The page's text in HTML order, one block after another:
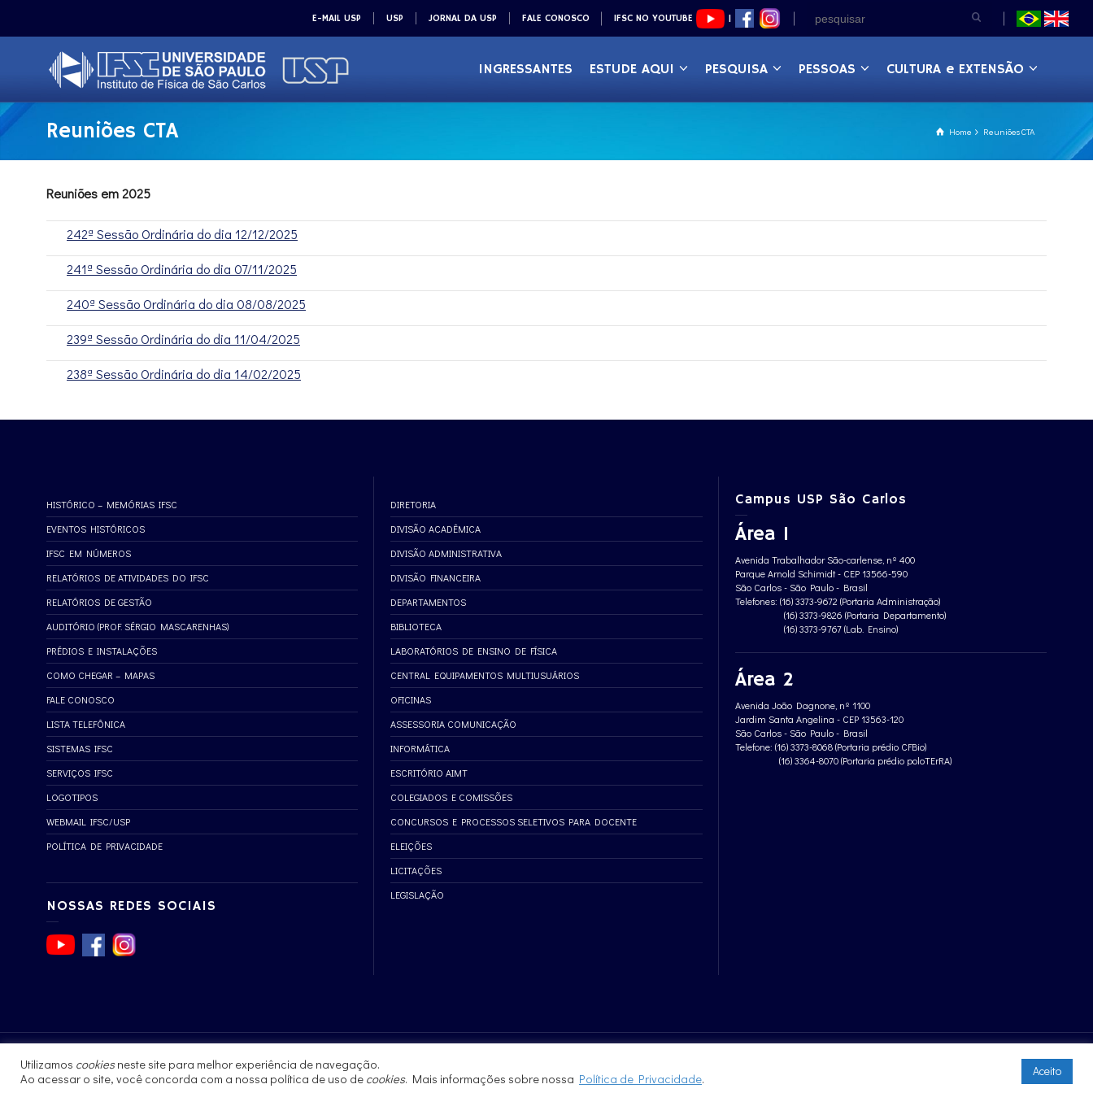
E-MAIL USP USP JORNAL DA USP FALE CONOSCO IFSC NO YOUTUBE |
INGRESSANTES ESTUDE AQUI PESQUISA PESSOAS CULTURA e EXTENSÃO
Home Reuniões CTA
Reuniões CTA
Reuniões em 2025
242ª Sessão Ordinária do dia 12/12/2025
241ª Sessão Ordinária do dia 07/11/2025
240ª Sessão Ordinária do dia 08/08/2025
239ª Sessão Ordinária do dia 11/04/2025
238ª Sessão Ordinária do dia 14/02/2025
HISTÓRICO – MEMÓRIAS IFSC
EVENTOS HISTÓRICOS
IFSC EM NÚMEROS
RELATÓRIOS DE ATIVIDADES DO IFSC
RELATÓRIOS DE GESTÃO
AUDITÓRIO (PROF. SÉRGIO MASCARENHAS)
PRÉDIOS E INSTALAÇÕES
COMO CHEGAR – MAPAS
FALE CONOSCO
LISTA TELEFÔNICA
SISTEMAS IFSC
SERVIÇOS IFSC
LOGOTIPOS
WEBMAIL IFSC/USP
POLÍTICA DE PRIVACIDADE
NOSSAS REDES SOCIAIS
DIRETORIA
DIVISÃO ACADÊMICA
DIVISÃO ADMINISTRATIVA
DIVISÃO FINANCEIRA
DEPARTAMENTOS
BIBLIOTECA
LABORATÓRIOS DE ENSINO DE FÍSICA
CENTRAL EQUIPAMENTOS MULTIUSUÁRIOS
OFICINAS
ASSESSORIA COMUNICAÇÃO
INFORMÁTICA
ESCRITÓRIO AIMT
COLEGIADOS E COMISSÕES
CONCURSOS E PROCESSOS SELETIVOS PARA DOCENTE
ELEIÇÕES
LICITAÇÕES
LEGISLAÇÃO
Campus USP São Carlos
Área 1
Avenida Trabalhador São-carlense, nº 400
Parque Arnold Schimidt - CEP 13566-590
São Carlos - São Paulo - Brasil
Telefones: (16) 3373-9672 (Portaria Administração)
(16) 3373-9826 (Portaria Departamento)
(16) 3373-9767 (Lab. Ensino)
Área 2
Avenida João Dagnone, nº 1100
Jardim Santa Angelina - CEP 13563-120
São Carlos - São Paulo - Brasil
Telefone: (16) 3373-8068 (Portaria prédio CFBio)
(16) 3364-8070 (Portaria prédio poloTErRA)
© 2017 - 2023 | Instituto de Física de São Carlos
Utilizamos cookiesneste site para melhor experiência de navegação.
Ao acessar o site, você concorda com a nossa política de uso de cookies. Mais informações sobre nossa Política de Privacidade. Aceito